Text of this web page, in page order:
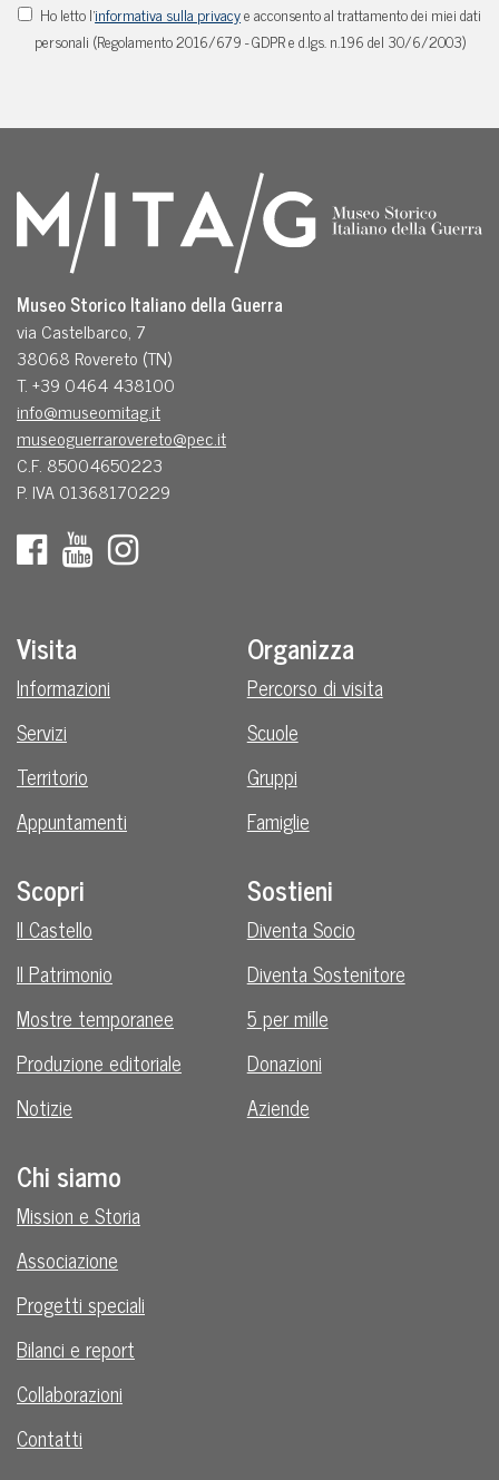
Ho letto l'informativa sulla privacye acconsento al trattamento dei miei dati
personali (Regolamento 2016/679 - GDPR e d.lgs. n.196 del 30/6/2003)
Museo Storico Italiano della Guerra
via Castelbarco, 7
38068 Rovereto (TN)
T. +39 0464 438100
info@museomitag.it
museoguerrarovereto@pec.it
C.F. 85004650223
P. IVA 01368170229
Visita
Informazioni
Servizi
Territorio
Appuntamenti
Organizza
Percorso di visita
Scuole
Gruppi
Famiglie
Scopri
Il Castello
Il Patrimonio
Mostre temporanee
Produzione editoriale
Notizie
Sostieni
Diventa Socio
Diventa Sostenitore
5 per mille
Donazioni
Aziende
Chi siamo
Mission e Storia
Associazione
Progetti speciali
Bilanci e report
Collaborazioni
Contatti